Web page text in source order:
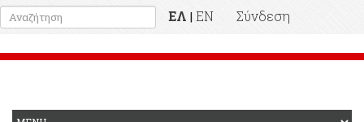
ΕΛ | EN
Σύνδεση